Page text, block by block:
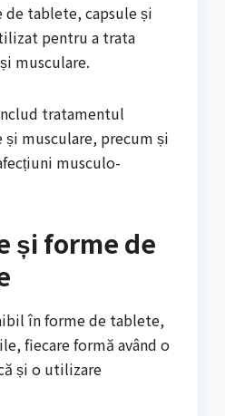
tablete, capsule și
pentru a trata
musculare.
tratamentul
musculare, precum și
musculo-
și forme de
în forme de tablete,
fiecare formă având o
și o utilizare